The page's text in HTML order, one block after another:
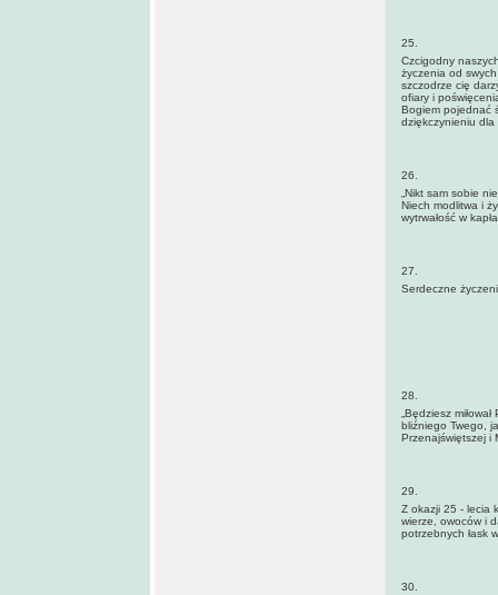
25.
Czcigodny
życzenia od
szczodrze cię
ofiary i
Bogiem pojednać
dziękczynieniu dla
26.
„Nikt sam sobie
Niech modlitwa i
wytrwałość w
27.
Serdeczne
28.
„Będziesz
bliźniego Twego,
Przenajświętszej i
29.
Z okazji 25 - lecia
wierze, owoców i
potrzebnych łask
30.